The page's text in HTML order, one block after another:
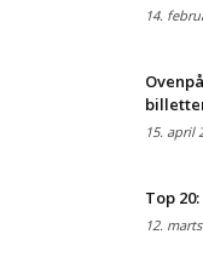
14.
15. april
Top
12.